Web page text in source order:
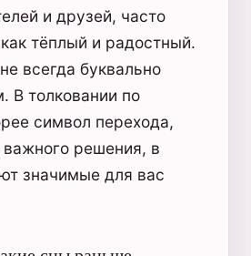
и друзей, часто
тёплый и радостный.
всегда буквально
В толковании по
символ перехода,
решения, в
значимые для вас